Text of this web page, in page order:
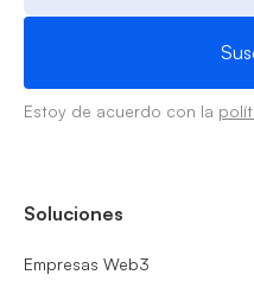
Estoy de acuerdo con la
Soluciones
Empresas Web3